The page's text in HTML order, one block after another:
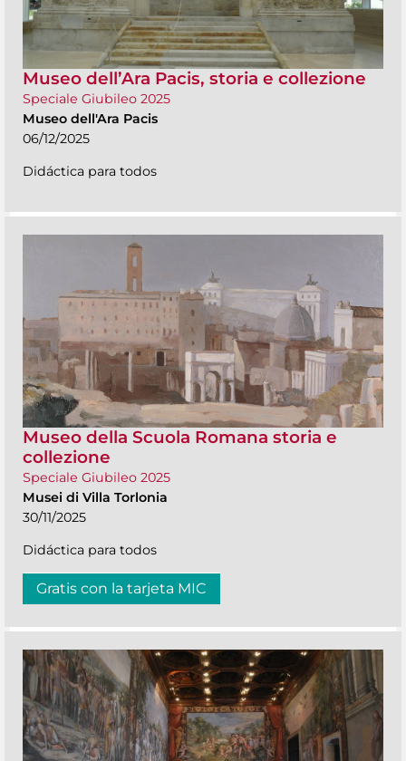
Museo dell’Ara Pacis, storia e collezione
Speciale Giubileo 2025
Museo dell'Ara Pacis
06/12/2025
Didáctica para todos
Museo della Scuola Romana storia e
collezione
Speciale Giubileo 2025
Musei di Villa Torlonia
30/11/2025
Didáctica para todos
Gratis con la tarjeta MIC